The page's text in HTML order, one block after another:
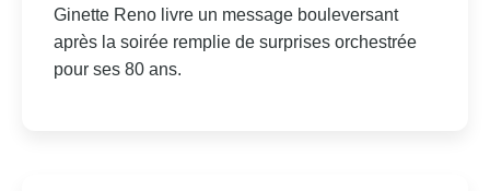
Ginette Reno livre un message bouleversant
après la soirée remplie de surprises orchestrée
pour ses 80 ans.